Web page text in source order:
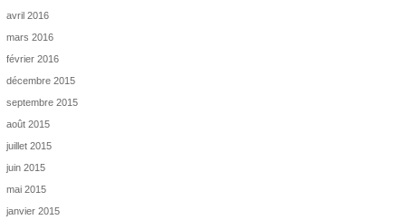
avril 2016
mars 2016
février 2016
décembre 2015
septembre 2015
août 2015
juillet 2015
juin 2015
mai 2015
janvier 2015